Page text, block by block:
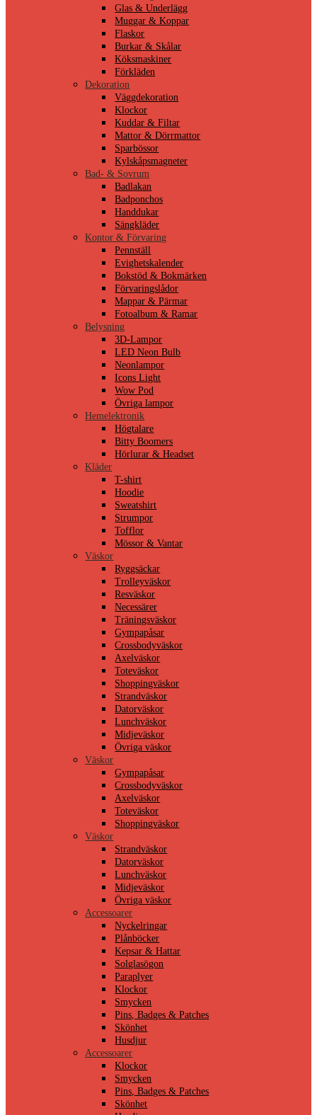
Glas & Underlägg
Muggar & Koppar
Flaskor
Burkar & Skålar
Köksmaskiner
Förkläden
Dekoration
Väggdekoration
Klockor
Kuddar & Filtar
Mattor & Dörrmattor
Sparbössor
Kylskåpsmagneter
Bad- & Sovrum
Badlakan
Badponchos
Handdukar
Sängkläder
Kontor & Förvaring
Pennställ
Evighetskalender
Bokstöd & Bokmärken
Förvaringslådor
Mappar & Pärmar
Fotoalbum & Ramar
Belysning
3D-Lampor
LED Neon Bulb
Neonlampor
Icons Light
Wow Pod
Övriga lampor
Hemelektronik
Högtalare
Bitty Boomers
Hörlurar & Headset
Kläder
T-shirt
Hoodie
Sweatshirt
Strumpor
Tofflor
Mössor & Vantar
Väskor
Ryggsäckar
Trolleyväskor
Resväskor
Necessärer
Träningsväskor
Gympapåsar
Crossbodyväskor
Axelväskor
Toteväskor
Shoppingväskor
Strandväskor
Datorväskor
Lunchväskor
Midjeväskor
Övriga väskor
Väskor
Gympapåsar
Crossbodyväskor
Axelväskor
Toteväskor
Shoppingväskor
Väskor
Strandväskor
Datorväskor
Lunchväskor
Midjeväskor
Övriga väskor
Accessoarer
Nyckelringar
Plånböcker
Kepsar & Hattar
Solglasögon
Paraplyer
Klockor
Smycken
Pins, Badges & Patches
Skönhet
Husdjur
Accessoarer
Klockor
Smycken
Pins, Badges & Patches
Skönhet